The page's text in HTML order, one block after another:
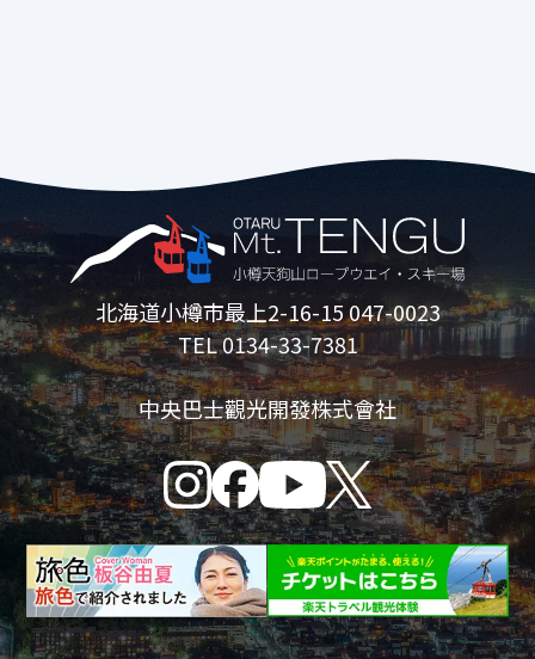
*僅當前座兒童年滿 12 歲且後座兒童年滿
16 歲時才可使用雙人座。
*請勿與兩名成人一起乘坐，否則可能會導
致滑梯停止。
*飲酒後的顧客不得使用本服務。
花栗鼠公園
營業期間
5月23日（週六）～10月12日（週一·假
日）
北海道小樽市最上2-16-15 047-0023
TEL 0134-33-7381
中央巴士觀光開發株式會社